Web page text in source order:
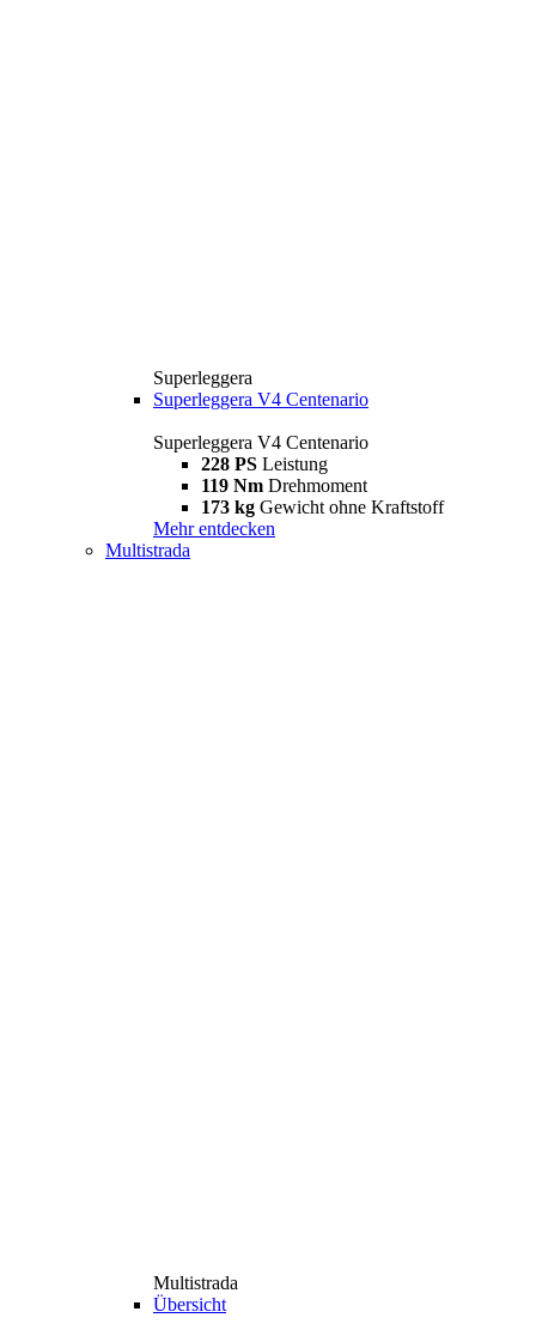
Superleggera
Superleggera V4 Centenario
Superleggera V4 Centenario
228 PS Leistung
119 Nm Drehmoment
173 kg Gewicht ohne Kraftstoff
Mehr entdecken
Multistrada
Multistrada
Übersicht